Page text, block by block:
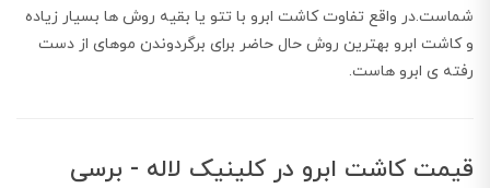
شماست.در واقع تفاوت کاشت ابرو با تتو یا بقیه روش ها بسیار زیاده
و کاشت ابرو بهترین روش حال حاضر برای برگردوندن موهای از دست
رفته ی ابرو هاست.
قیمت کاشت ابرو در کلینیک لاله - برسی